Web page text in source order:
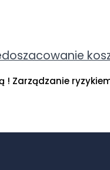
! Zarządzanie